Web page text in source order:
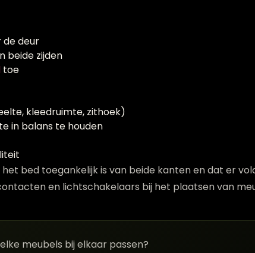
de deur
beide zijden
toe
kleedruimte, zithoek)
in balans te houden
bed toegankelijk is van beide kanten en dat er
en lichtschakelaars bij het plaatsen van
meubels bij elkaar passen?